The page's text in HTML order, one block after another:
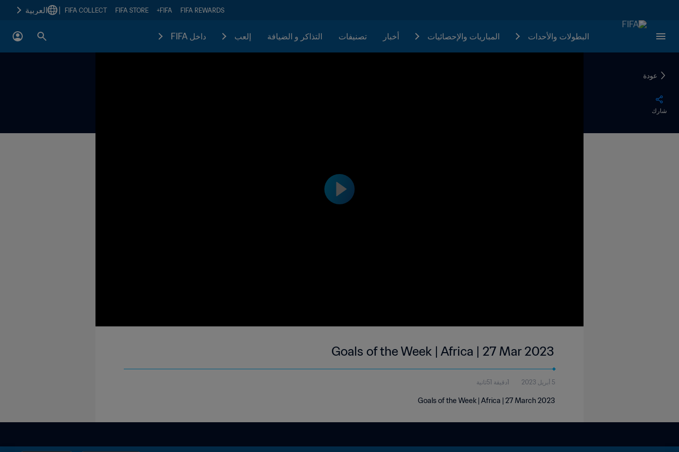
FIFA REWARDS
FIFA+
FIFA STORE
FIFA COLLECT العربية
البطولات والأحدات المباريات والإحصائيات أخبار تصنيفات التذاكر و الضيافة إلعب داخل FIFA
عودة
شارك
Goals of the Week | Africa | 27 Mar 2023
5 أبريل 2023 1دقيقة 51ثانية
Goals of the Week | Africa | 27 March 2023